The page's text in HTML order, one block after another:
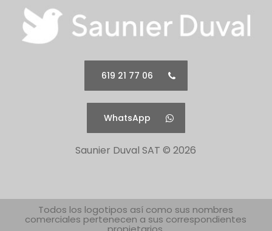
619 21 77 06
WhatsApp
Saunier Duval SAT ©2026
Todos los logotipos así como sus nombres
comerciales pertenecen a sus correspondientes